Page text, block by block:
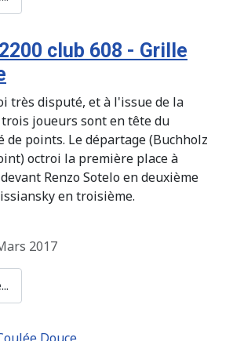
club 608 - Grille
très disputé, et à l'issue de la
joueurs sont en tête du
points. Le départage (Buchholz
octroi la première place à
Renzo Sotelo en deuxième
en troisième.
2017